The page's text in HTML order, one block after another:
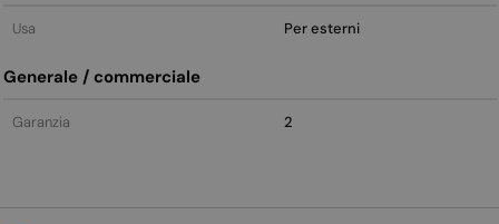
Usa Per esterni
Generale / commerciale
Garanzia 2